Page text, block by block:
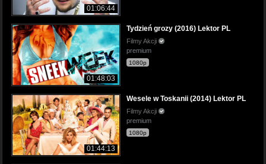
01:06:44
01:48:03
Tydzień grozy (2016) Lektor PL
Filmy Akcji
premium
1080p
01:44:13
Wesele w Toskanii (2014) Lektor PL
Filmy Akcji
premium
1080p